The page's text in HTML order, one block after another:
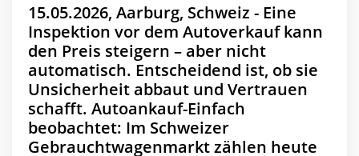
15.05.2026, Aarburg, Schweiz - Eine
Inspektion vor dem Autoverkauf kann
den Preis steigern – aber nicht
automatisch. Entscheidend ist, ob sie
Unsicherheit abbaut und Vertrauen
schafft. Autoankauf-Einfach
beobachtet: Im Schweizer
Gebrauchtwagenmarkt zählen heute